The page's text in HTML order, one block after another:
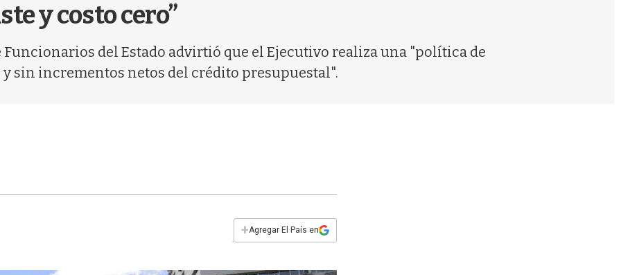
y costo cero”
Funcionarios del Estado advirtió que el Ejecutivo realiza una "política de
sin incrementos netos del crédito presupuestal".
+Agregar El País en